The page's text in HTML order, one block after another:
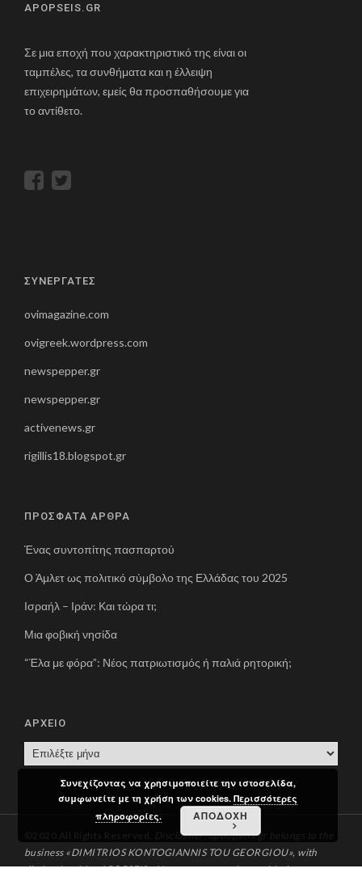
APOPSEIS.GR
Σε μια εποχή που χαρακτηριστικό της είναι οι
ταμπέλες, τα συνθήματα και η έλλειψη
επιχειρημάτων, εμείς θα προσπαθήσουμε για
το αντίθετο.
ΣΥΝΕΡΓΑΤΕΣ
ovimagazine.com
ovigreek.wordpress.com
newspepper.gr
newspepper.gr
activenews.gr
rigillis18.blogspot.gr
ΠΡΟΣΦΑΤΑ ΑΡΘΡΑ
Ένας συντοπίτης πασπαρτού
Ο Άμλετ ως πολιτικό σύμβολο της Ελλάδας του 2025
Ισραήλ – Ιράν: Και τώρα τι;
Μια φοβική νησίδα
“Έλα με φόρα”: Νέος πατριωτισμός ή παλιά ρητορική;
ΑΡΧΕΙΟ
Ρ
Ο
Disclaimer: apoopseis.gr belongs to the
business «DIMITRIOS KONTOGIANNIS TOU GEORGIOU», with
distinctive title «APOPSEIS». You can communicate with the
Συνεχίζοντας να χρησιμοποιείτε την ιστοσελίδα,
συμφωνείτε με τη χρήση των cookies.Περισσότερες
πληροφορίες.
ΑΠΟΔΟΧΗ